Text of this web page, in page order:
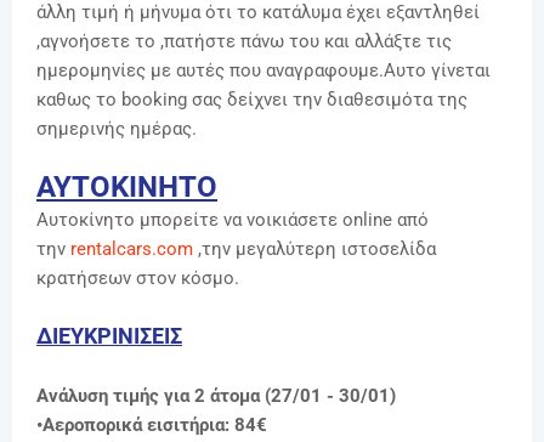
άλλη τιμή ή μήνυμα ότι το κατάλυμα έχει εξαντληθεί
,αγνοήσετε το ,πατήστε πάνω του και αλλάξτε τις
ημερομηνίες με αυτές που αναγραφουμε.Αυτο γίνεται
καθως το booking σας δείχνει την διαθεσιμότα της
σημερινής ημέρας.
ΑΥΤΟΚΙΝΗΤΟ
Αυτοκίνητο μπορείτε να νοικιάσετε online από
την rentalcars.com ,την μεγαλύτερη ιστοσελίδα
κρατήσεων στον κόσμο.
ΔΙΕΥΚΡΙΝΙΣΕΙΣ
Ανάλυση τιμής για 2 άτομα (27/01 - 30/01)
•Αεροπορικά εισιτήρια: 84€